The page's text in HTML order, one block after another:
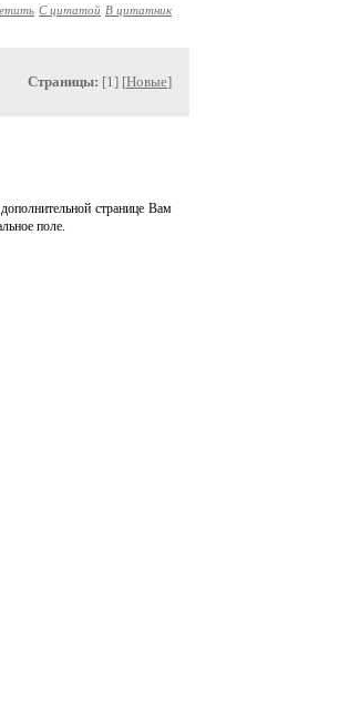
С цитатой В цитатник
Страницы: [1] [Новые]
странице Вам
поле.